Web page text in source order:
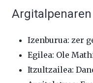
Izenburua: zer
Egilea: Ole
Itzultzailea: